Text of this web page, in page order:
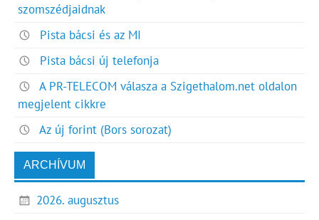
szomszédjaidnak
Pista bácsi és az MI
Pista bácsi új telefonja
A PR-TELECOM válasza a Szigethalom.net oldalon
megjelent cikkre
Az új forint (Bors sorozat)
ARCHÍVUM
2026. augusztus